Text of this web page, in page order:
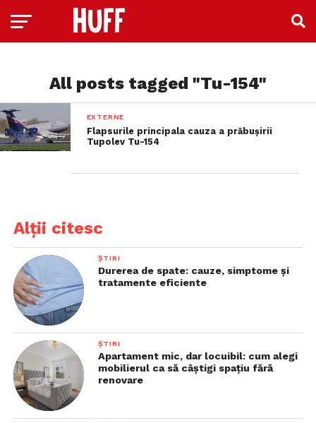
All posts tagged "Tu-154"
EXTERNE
Flapsurile principala cauza a prăbușirii
Tupolev Tu-154
Alții citesc
ȘTIRI
Durerea de spate: cauze, simptome și
tratamente eficiente
ȘTIRI
Apartament mic, dar locuibil: cum alegi
mobilierul ca să câștigi spațiu fără
renovare